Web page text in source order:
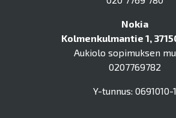
Nokia
Kolmenkulmantie 1,
Aukiolo sopimuksen
0207769782
Y-tunnus: 0691010-1